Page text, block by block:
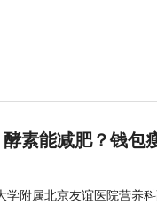
酵素能减肥？钱包
学附属北京友谊医院营养